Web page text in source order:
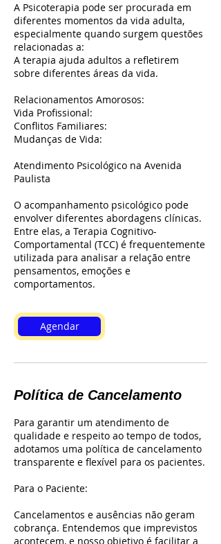
A Psicoterapia pode ser procurada em
diferentes momentos da vida adulta,
especialmente quando surgem questões
relacionadas a:
A terapia ajuda adultos a refletirem
sobre diferentes áreas da vida.
Relacionamentos Amorosos:
Vida Profissional:
Conflitos Familiares:
Mudanças de Vida:
Atendimento Psicológico na Avenida
Paulista
O acompanhamento psicológico pode
envolver diferentes abordagens clínicas.
Entre elas, a Terapia Cognitivo-
Comportamental (TCC) é frequentemente
utilizada para analisar a relação entre
pensamentos, emoções e
comportamentos.
Agendar
Política de Cancelamento
Para garantir um atendimento de
qualidade e respeito ao tempo de todos,
adotamos uma política de cancelamento
transparente e flexível para os pacientes.
Para o Paciente:
Cancelamentos e ausências não geram
cobrança. Entendemos que imprevistos
acontecem, e nosso objetivo é facilitar a